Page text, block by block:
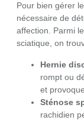
Pour bien gérer
nécessaire de
affection. Parmi
sciatique, on
Hernie
rompt ou
et
Sténose
rachidien